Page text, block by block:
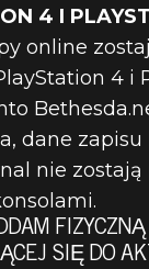
4 I
online
4 i
dane
nie
SIĘ DO